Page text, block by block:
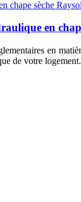
en
en
de votre